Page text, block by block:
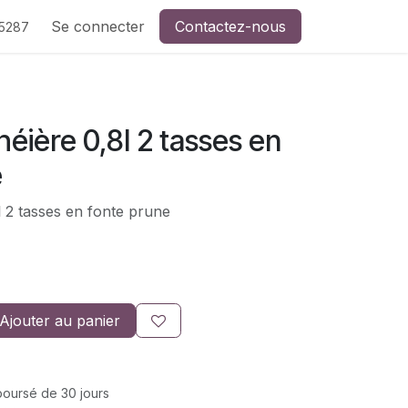
CreaSev Contactez-nous
Se connecter Contactez-nous
0,8l 2 tasses en
tasses en fonte prune
Ajouter au panier
de 30 jours